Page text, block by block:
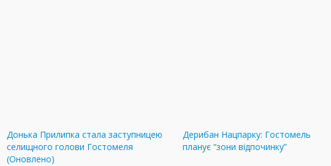
Донька Прилипка стала заступницею
селищного голови Гостомеля
(Оновлено)
Дерибан Нацпарку: Гостомель
планує “зони відпочинку”